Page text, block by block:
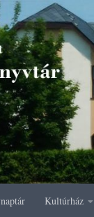
Kultúrház